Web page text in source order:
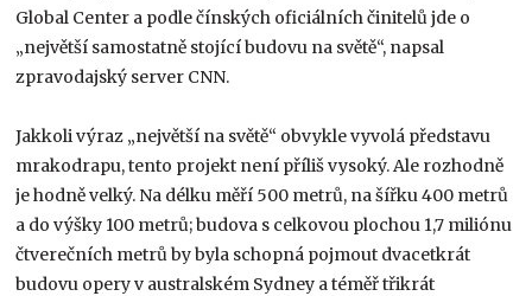
Global Center a podle čínských oficiálních činitelů jde o
„největší samostatně stojící budovu na světě“, napsal
zpravodajský server CNN.
Jakkoli výraz „největší na světě“ obvykle vyvolá představu
mrakodrapu, tento projekt není příliš vysoký. Ale rozhodně
je hodně velký. Na délku měří 500 metrů, na šířku 400 metrů
a do výšky 100 metrů; budova s celkovou plochou 1,7 miliónu
čtverečních metrů by byla schopná pojmout dvacetkrát
budovu opery v australském Sydney a téměř třikrát